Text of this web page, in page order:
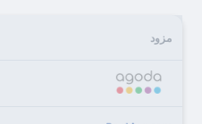
مزود